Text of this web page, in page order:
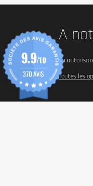
A
En
Toutes les
9.9/10
370 AVIS